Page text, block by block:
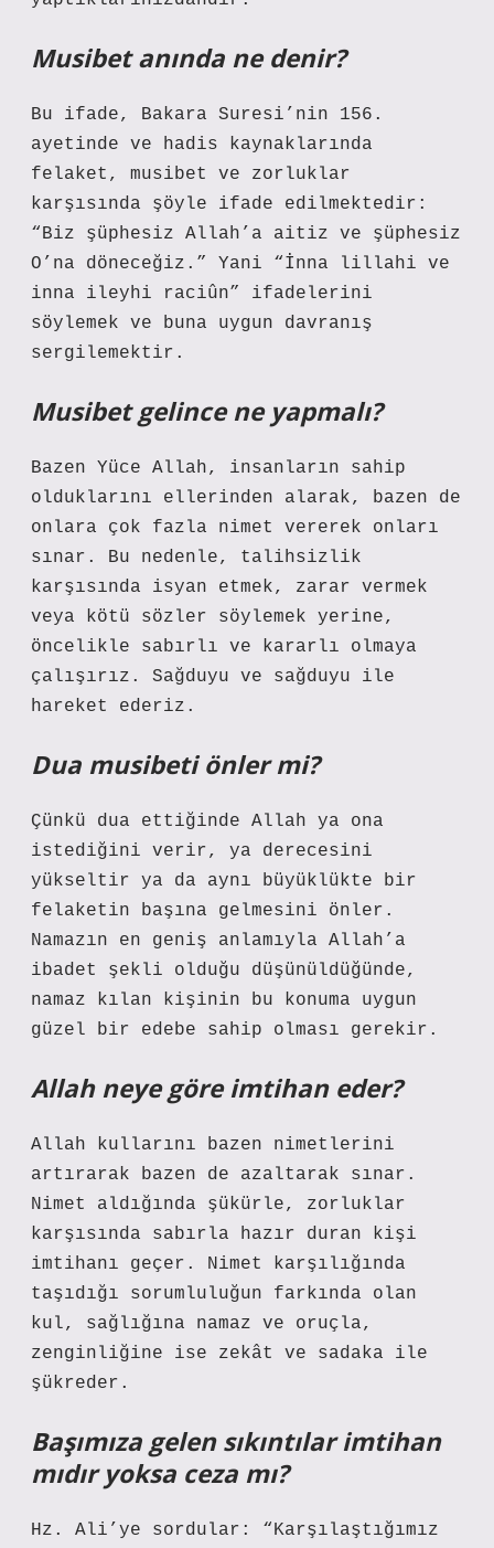
Musibet anında ne denir?
Bu ifade, Bakara Suresi’nin 156.
ayetinde ve hadis kaynaklarında
felaket, musibet ve zorluklar
karşısında şöyle ifade edilmektedir:
“Biz şüphesiz Allah’a aitiz ve şüphesiz
O’na döneceğiz.” Yani “İnna lillahi ve
inna ileyhi raciûn” ifadelerini
söylemek ve buna uygun davranış
sergilemektir.
Musibet gelince ne yapmalı?
Bazen Yüce Allah, insanların sahip
olduklarını ellerinden alarak, bazen de
onlara çok fazla nimet vererek onları
sınar. Bu nedenle, talihsizlik
karşısında isyan etmek, zarar vermek
veya kötü sözler söylemek yerine,
öncelikle sabırlı ve kararlı olmaya
çalışırız. Sağduyu ve sağduyu ile
hareket ederiz.
Dua musibeti önler mi?
Çünkü dua ettiğinde Allah ya ona
istediğini verir, ya derecesini
yükseltir ya da aynı büyüklükte bir
felaketin başına gelmesini önler.
Namazın en geniş anlamıyla Allah’a
ibadet şekli olduğu düşünüldüğünde,
namaz kılan kişinin bu konuma uygun
güzel bir edebe sahip olması gerekir.
Allah neye göre imtihan eder?
Allah kullarını bazen nimetlerini
artırarak bazen de azaltarak sınar.
Nimet aldığında şükürle, zorluklar
karşısında sabırla hazır duran kişi
imtihanı geçer. Nimet karşılığında
taşıdığı sorumluluğun farkında olan
kul, sağlığına namaz ve oruçla,
zenginliğine ise zekât ve sadaka ile
şükreder.
Başımıza gelen sıkıntılar imtihan
mıdır yoksa ceza mı?
Hz. Ali’ye sordular: “Karşılaştığımız